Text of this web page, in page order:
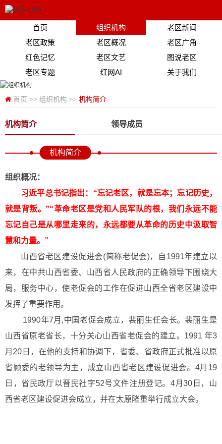
首页 组织机构
老区新闻
老区政策
老区概况
老区广角
红色记忆
老区文艺
图说老区
老区专题
红网AI 关于我们
首页 >> 组织机构 >> 机构简介
机构简介 领导成员
机构简介
组织概况：
习近平总书记指出：“忘记老区，就是忘本；忘记历史，
就是背叛。”“革命老区是党和人民军队的根，我们永远不能
忘记自己是从哪里走来的，永远都要从革命的历史中汲取智
慧和力量。”
山西省老区建设促进会(简称老促会)，自1991年建立以
来，在中共山西省委、山西省人民政府的正确领导下围绕大
局，服务中心，使老促会的工作在促进山西全省老区建设中
发挥了重要作用。
1990年7月,中国老促会成立，裴丽生任会长。裴丽生是
山西省原老省长，十分关心山西省老促会的建立。1991 年3
月20日，在他的支持和协调下，省委、省政府正式批准以原
省顾委的老领导为主，成立山西省老区建设促进会。4月19
日，省民政厅以晋民社字52号文件注册登记。4月30日，山
西省老区建设促进会成立，并在太原隆重举行成立大会。